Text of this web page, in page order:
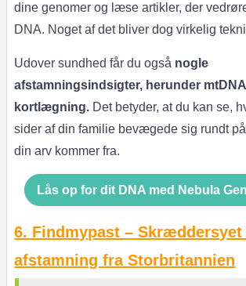
dine genomer og læse artikler, der
DNA. Noget af det bliver dog virkelig
Udover sundhed får du også nogle
afstamningsindsigter, herunder
kortlægning. Det betyder, at du kan se,
sider af din familie bevægede sig rundt
din arv kommer fra.
Lås op for dit DNA med Nebula
6. Findmypast – Skræddersyet
afstamning fra Storbritannien